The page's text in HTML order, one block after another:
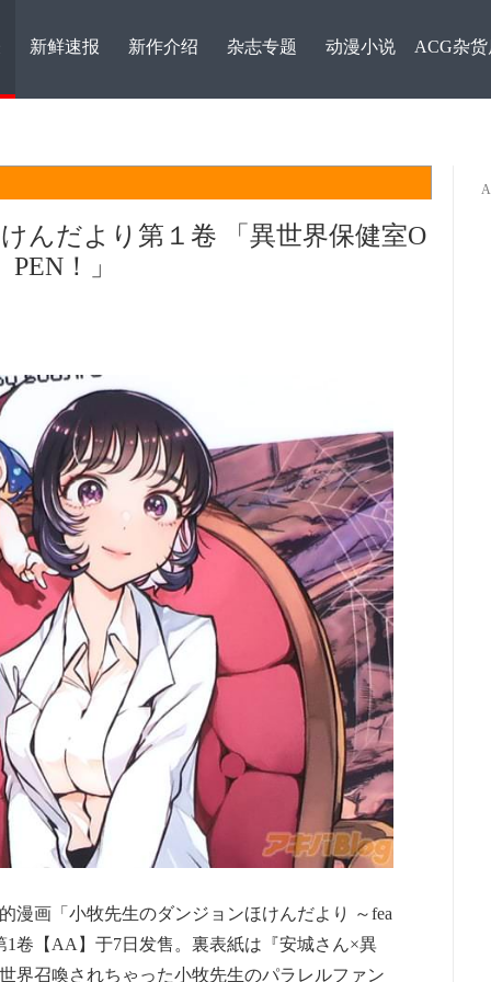
新鲜速报 新作介绍 杂志专题 动漫小说 ACG杂货
んだより第１卷 「異世界保健室O
PEN！」
漫画「小牧先生のダンジョンほけんだより ～fea
卷【AA】于7日发售。裏表紙は『安城さん×異
界召喚されちゃった小牧先生のパラレルファン